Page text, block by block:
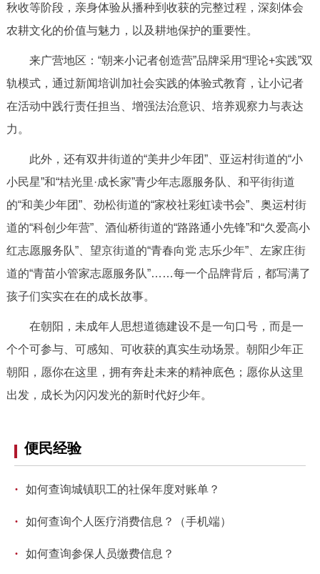
秋收等阶段，亲身体验从播种到收获的完整过程，深刻体会
农耕文化的价值与魅力，以及耕地保护的重要性。
来广营地区：“朝来小记者创造营”品牌采用“理论+实践”双
轨模式，通过新闻培训加社会实践的体验式教育，让小记者
在活动中践行责任担当、增强法治意识、培养观察力与表达
力。
此外，还有双井街道的“美井少年团”、亚运村街道的“小
小民星”和“桔光里·成长家”青少年志愿服务队、和平街街道
的“和美少年团”、劲松街道的“家校社彩虹读书会”、奥运村街
道的“科创少年营”、酒仙桥街道的“路路通小先锋”和“久爱高小
红志愿服务队”、望京街道的“青春向党 志乐少年”、左家庄街
道的“青苗小管家志愿服务队”……每一个品牌背后，都写满了
孩子们实实在在的成长故事。
在朝阳， 未成年人思想道德建设不是一句口号， 而是一
个个可参与、可感知、可收获的真实生动场景。 朝阳少年正
朝阳， 愿你在这里， 拥有奔赴未来的精神底色； 愿你从这里
出发， 成长为闪闪发光的新时代好少年。
便民经验
· 如何查询城镇职工的社保年度对账单？
· 如何查询个人医疗消费信息？（手机端）
· 如何查询参保人员缴费信息？